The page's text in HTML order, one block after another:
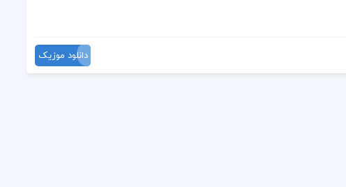
دانلود موزیک